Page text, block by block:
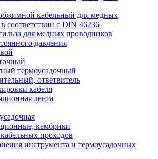
кабельный для медных
соответствии с DIN 46236
для медных проводников
давления
термоусадочный
ответвитель
кабеля
лента
кембрики
проходов
инструмента и термоусадочных